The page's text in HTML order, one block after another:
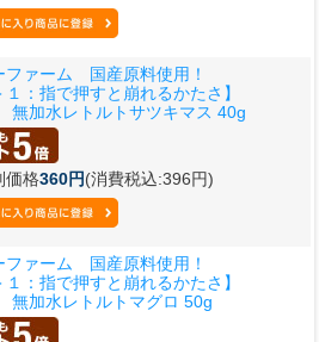
ファーム 国産原料使用！
１：指で押すと崩れるかたさ】
加水レトルトサツキマス 40g
価格360円(消費税込:396円)
ファーム 国産原料使用！
１：指で押すと崩れるかたさ】
加水レトルトマグロ 50g